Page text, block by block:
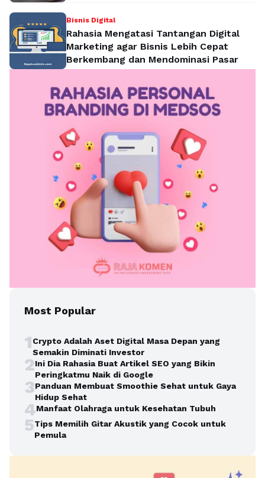
Bisnis Digital
Rahasia Mengatasi Tantangan Digital
Marketing agar Bisnis Lebih Cepat
Berkembang dan Mendominasi Pasar
Most Popular
1Crypto Adalah Aset Digital Masa Depan yang
Semakin Diminati Investor
2Ini Dia Rahasia Buat Artikel SEO yang Bikin
Peringkatmu Naik di Google
3Panduan Membuat Smoothie Sehat untuk Gaya
Hidup Sehat
4Manfaat Olahraga untuk Kesehatan Tubuh
5Tips Memilih Gitar Akustik yang Cocok untuk
Pemula